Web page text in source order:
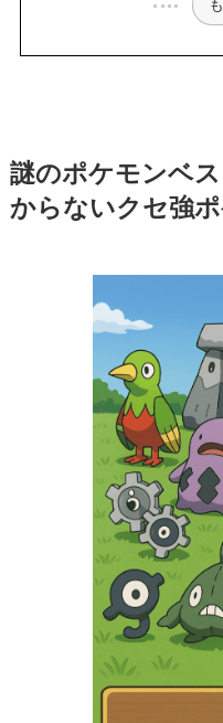
謎のポケモンベ
からないクセ強